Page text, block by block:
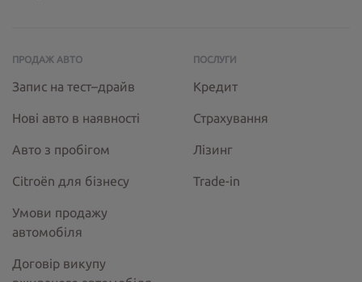
ПРОДАЖ АВТО
Запис на тест–драйв
Нові авто в наявності
Авто з пробігом
Citroёn для бізнесу
Умови продажу
автомобіля
Договір викупу
ПОСЛУГИ
Кредит
Страхування
Лізинг
Trade-in